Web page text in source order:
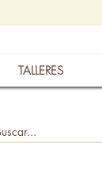
TALLERES